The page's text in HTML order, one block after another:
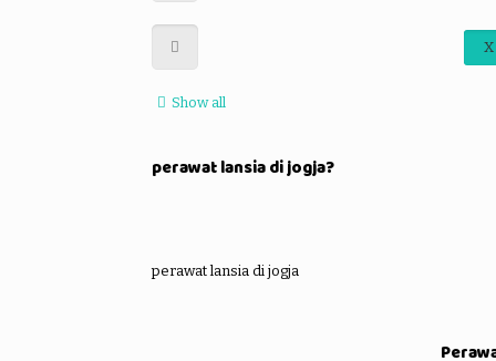
X
Show all
perawat lansia di jogja?
perawat lansia di jogja